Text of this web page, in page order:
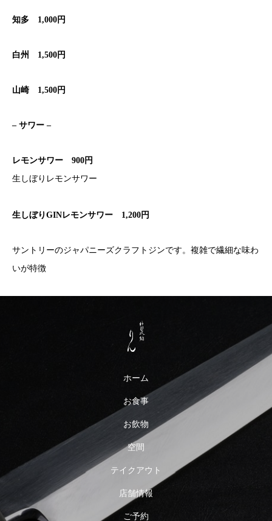
知多 1,000円
白州 1,500円
山崎 1,500円
– サワー –
レモンサワー
900円
生しぼりレモンサワー
生しぼりGINレモンサワー 1,200円
サントリーのジャパニーズクラフトジンです。複雑で繊細な味わ
いが特徴
ホーム
お食事
お飲物
空間
テイクアウト
店舗情報
ご予約